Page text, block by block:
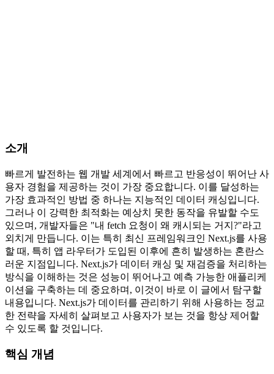
소개
빠르게 발전하는 웹 개발 세계에서 빠르고 반응성이 뛰어난 사
용자 경험을 제공하는 것이 가장 중요합니다. 이를 달성하는
가장 효과적인 방법 중 하나는 지능적인 데이터 캐싱입니다.
그러나 이 강력한 최적화는 예상치 못한 동작을 유발할 수도
있으며, 개발자들은 "내 fetch 요청이 왜 캐시되는 거지?"라고
외치게 만듭니다. 이는 특히 최신 프레임워크인 Next.js를 사용
할 때, 특히 앱 라우터가 도입된 이후에 흔히 발생하는 혼란스
러운 지점입니다. Next.js가 데이터 캐싱 및 재검증을 처리하는
방식을 이해하는 것은 성능이 뛰어나고 예측 가능한 애플리케
이션을 구축하는 데 중요하며, 이것이 바로 이 글에서 탐구할
내용입니다. Next.js가 데이터를 관리하기 위해 사용하는 정교
한 전략을 자세히 살펴보고 사용자가 보는 것을 항상 제어할
수 있도록 할 것입니다.
핵심 개념